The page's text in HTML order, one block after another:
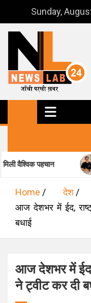
content
Sunday,
NewsLab24
जाँची परखी ख़बर
वाराणसी
Home
देश
आज देशभर में ईद,
बधाई
आज देशभर में ईद,
ने ट्वीट कर दी